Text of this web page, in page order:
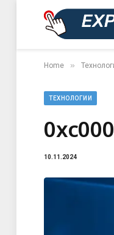
Home »
ТЕХНОЛОГИИ
10.11.2024